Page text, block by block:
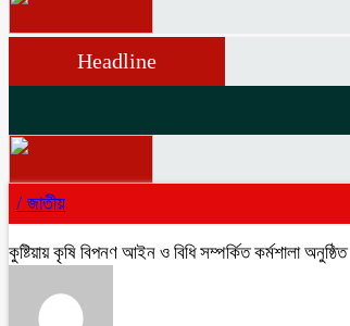
Headline
/ জাতীয়
কুষ্টিয়ায় কৃষি বিপনণ আইন ও বিধি সম্পর্কিত কর্মশালা অনুষ্ঠিত